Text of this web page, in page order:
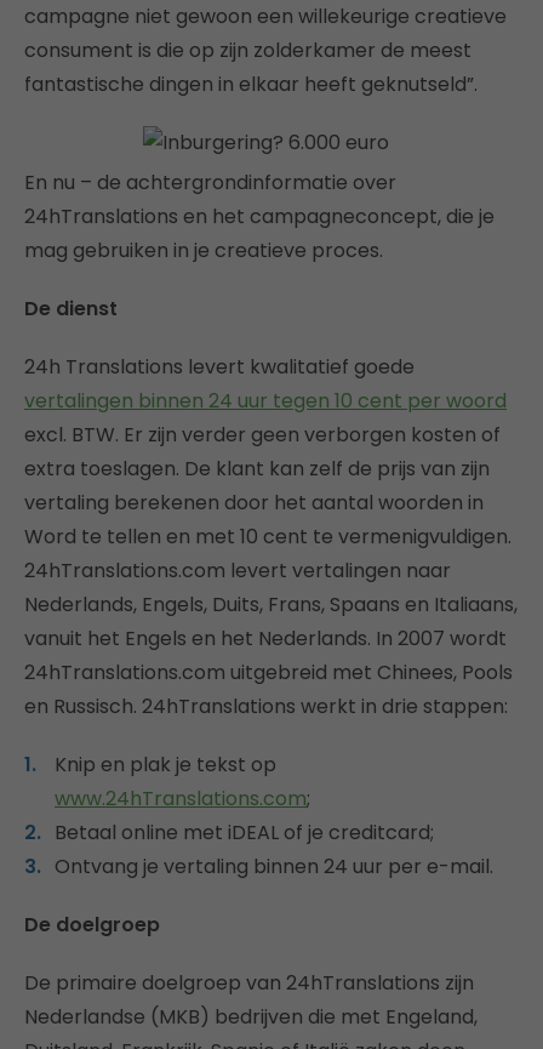
campagne niet gewoon een willekeurige creatieve
consument is die op zijn zolderkamer de meest
fantastische dingen in elkaar heeft geknutseld”.
En nu – de achtergrondinformatie over
24hTranslations en het campagneconcept, die je
mag gebruiken in je creatieve proces.
De dienst
24h Translations levert kwalitatief goede
vertalingen binnen 24 uur tegen 10 cent per woord
excl. BTW. Er zijn verder geen verborgen kosten of
extra toeslagen. De klant kan zelf de prijs van zijn
vertaling berekenen door het aantal woorden in
Word te tellen en met 10 cent te vermenigvuldigen.
24hTranslations.com levert vertalingen naar
Nederlands, Engels, Duits, Frans, Spaans en Italiaans,
vanuit het Engels en het Nederlands. In 2007 wordt
24hTranslations.com uitgebreid met Chinees, Pools
en Russisch. 24hTranslations werkt in drie stappen:
Knip en plak je tekst op
www.24hTranslations.com;
Betaal online met iDEAL of je creditcard;
Ontvang je vertaling binnen 24 uur per e-mail.
De doelgroep
De primaire doelgroep van 24hTranslations zijn
Nederlandse (MKB) bedrijven die met Engeland,